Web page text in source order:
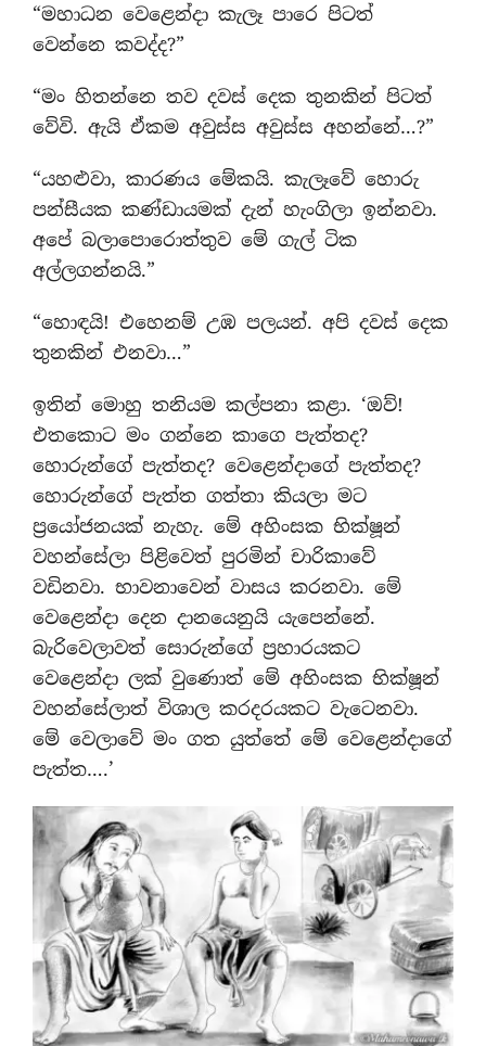
“මහාධන වෙළෙන්දා කැලෑ පාරෙ පිටත්
වෙන්නෙ කවද්ද?”
“මං හිතන්නෙ තව දවස් දෙක තුනකින් පිටත්
වේවි. ඇයි ඒකම අවුස්ස අවුස්ස අහන්නේ…?”
“යහළුවා, කාරණය මේකයි. කැලෑවේ හොරු
පන්සීයක කණ්ඩායමක් දැන් හැංගිලා ඉන්නවා.
අපේ බලාපොරොත්තුව මේ ගැල් ටික
අල්ලගන්නයි.”
“හොඳයි! එහෙනම් උඹ පලයන්. අපි දවස් දෙක
තුනකින් එනවා…”
ඉතින් මොහු තනියම කල්පනා කළා. ‘ඔව්!
එතකොට මං ගන්නෙ කාගෙ පැත්තද?
හොරුන්ගේ පැත්තද? වෙළෙන්දාගේ පැත්තද?
හොරුන්ගේ පැත්ත ගත්තා කියලා මට
ප්‍රයෝජනයක් නැහැ. මේ අහිංසක භික්ෂූන්
වහන්සේලා පිළිවෙත් පුරමින් චාරිකාවේ
වඩිනවා. භාවනාවෙන් වාසය කරනවා. මේ
වෙළෙන්දා දෙන දානයෙනුයි යැපෙන්නේ.
බැරිවෙලාවත් සොරුන්ගේ ප්‍රහාරයකට
වෙළෙන්දා ලක් වුණොත් මේ අහිංසක භික්ෂූන්
වහන්සේලාත් විශාල කරදරයකට වැටෙනවා.
මේ වෙලාවේ මං ගත යුත්තේ මේ වෙළෙන්දාගේ
පැත්ත….’